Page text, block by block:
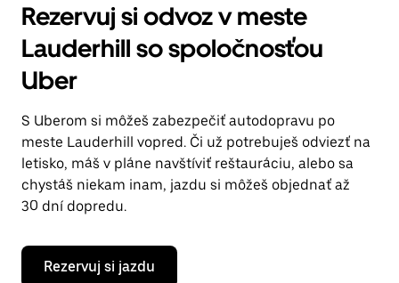
Rezervuj si odvoz v meste
Lauderhill so spoločnosťou
Uber
S Uberom si môžeš zabezpečiť autodopravu po
meste Lauderhill vopred. Či už potrebuješ odviezť na
letisko, máš v pláne navštíviť reštauráciu, alebo sa
chystáš niekam inam, jazdu si môžeš objednať až
30 dní dopredu.
Rezervuj si jazdu